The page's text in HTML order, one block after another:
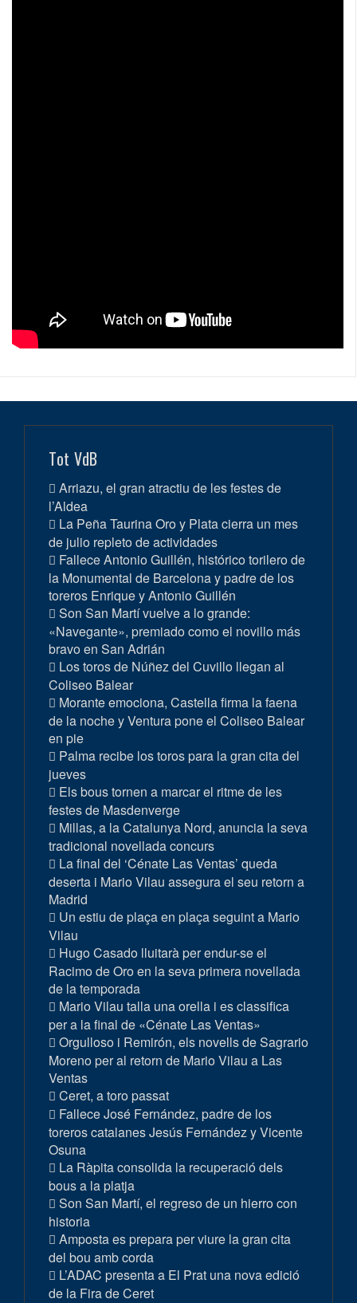
Tot VdB
Arriazu, el gran atractiu de les festes de
l’Aldea
La Peña Taurina Oro y Plata cierra un mes
de julio repleto de actividades
Fallece Antonio Guillén, histórico torilero de
la Monumental de Barcelona y padre de los
toreros Enrique y Antonio Guillén
Son San Martí vuelve a lo grande:
«Navegante», premiado como el novillo más
bravo en San Adrián
Los toros de Núñez del Cuvillo llegan al
Coliseo Balear
Morante emociona, Castella firma la faena
de la noche y Ventura pone el Coliseo Balear
en pie
Palma recibe los toros para la gran cita del
jueves
Els bous tornen a marcar el ritme de les
festes de Masdenverge
Millas, a la Catalunya Nord, anuncia la seva
tradicional novellada concurs
La final del ‘Cénate Las Ventas’ queda
deserta i Mario Vilau assegura el seu retorn a
Madrid
Un estiu de plaça en plaça seguint a Mario
Vilau
Hugo Casado lluitarà per endur-se el
Racimo de Oro en la seva primera novellada
de la temporada
Mario Vilau talla una orella i es classifica
per a la final de «Cénate Las Ventas»
Orgulloso i Remirón, els novells de Sagrario
Moreno per al retorn de Mario Vilau a Las
Ventas
Ceret, a toro passat
Fallece José Fernández, padre de los
toreros catalanes Jesús Fernández y Vicente
Osuna
La Ràpita consolida la recuperació dels
bous a la platja
Son San Martí, el regreso de un hierro con
historia
Amposta es prepara per viure la gran cita
del bou amb corda
L’ADAC presenta a El Prat una nova edició
de la Fira de Ceret